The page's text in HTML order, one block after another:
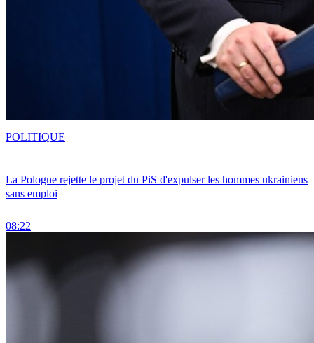
La Pologne rejette le projet du PiS d'expulser les hommes ukrainiens
sans emploi
08:22
POLITIQUE